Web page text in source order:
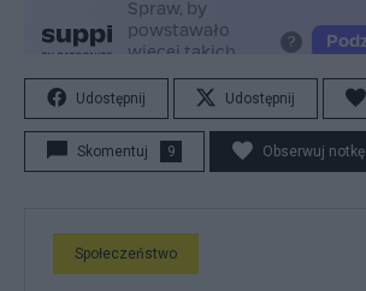
Udostępnij Udostępnij
Skomentuj 9 Obserwuj notkę
Społeczeństwo